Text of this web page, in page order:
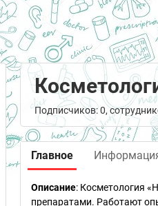
Подписчиков: 0,
Главное
Описание: Косметология
препаратами. Работают